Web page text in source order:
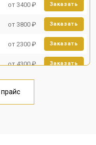
от 3400 ₽ Заказать
от 3800 ₽ Заказать
от 2300 ₽ Заказать
от 4300 ₽ Заказать
от 3100 ₽
прайс